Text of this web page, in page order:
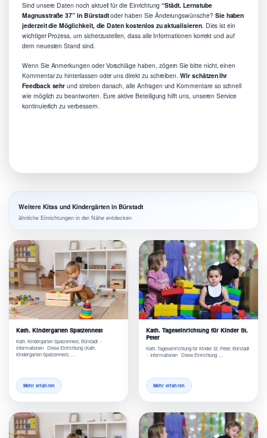
Sind unsere Daten noch aktuell für die Einrichtung“Städt. Lernstube
Magnusstraße 37” in Bürstadtoder haben Sie Änderungswünsche? Sie haben
jederzeit die Möglichkeit, die Daten kostenlos zu aktualisieren. Dies ist ein
wichtiger Prozess, um sicherzustellen, dass alle Informationen korrekt und auf
dem neuesten Stand sind.
Wenn Sie Anmerkungen oder Vorschläge haben, zögern Sie bitte nicht, einen
Kommentar zu hinterlassen oder uns direkt zu schreiben.Wir schätzen Ihr
Feedback sehr und streben danach, alle Anfragen und Kommentare so schnell
wie möglich zu beantworten. Eure aktive Beteiligung hilft uns, unseren Service
kontinuierlich zu verbessern.
Weitere Kitas und Kindergärten in Bürstadt
ähnliche Einrichtungen in der Nähe entdecken
Kath. Kindergarten Spatzennest
Kath. Kindergarten Spatzennest, Bürstadt -
Informationen Diese Einrichtung (Kath.
Kindergarten Spatzennest) …
Mehr erfahren
Kath. Tageseinrichtung für Kinder St.
Peter
Kath. Tageseinrichtung für Kinder St. Peter, Bürstadt
- Informationen Diese Einrichtung …
Mehr erfahren